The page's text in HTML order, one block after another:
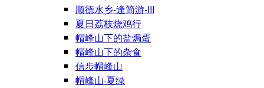
顺德水乡-逢简游-III
夏日荔枝烧鸡行
帽峰山下的盐焗蛋
帽峰山下的杂食
信步帽峰山
帽峰山·夏绿